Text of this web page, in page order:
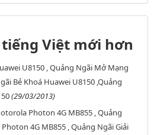
Việt mới hơn
U8150 , Quảng Ngãi Mở Mạng
Bẻ Khoá Huawei U8150 ,Quảng
(29/03/2013)
Photon 4G MB855 , Quảng
4G MB855 , Quảng Ngãi Giải